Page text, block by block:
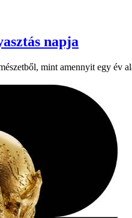
napja
mint amennyit egy év